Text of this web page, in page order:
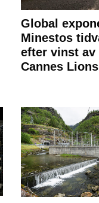
Global
Minestos
efter vinst av
Cannes Lions